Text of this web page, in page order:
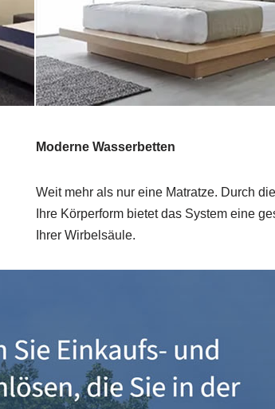
Moderne Wasserbetten
Weit mehr als nur eine Matratze. Durch
Ihre Körperform bietet das System eine
Ihrer Wirbelsäule.